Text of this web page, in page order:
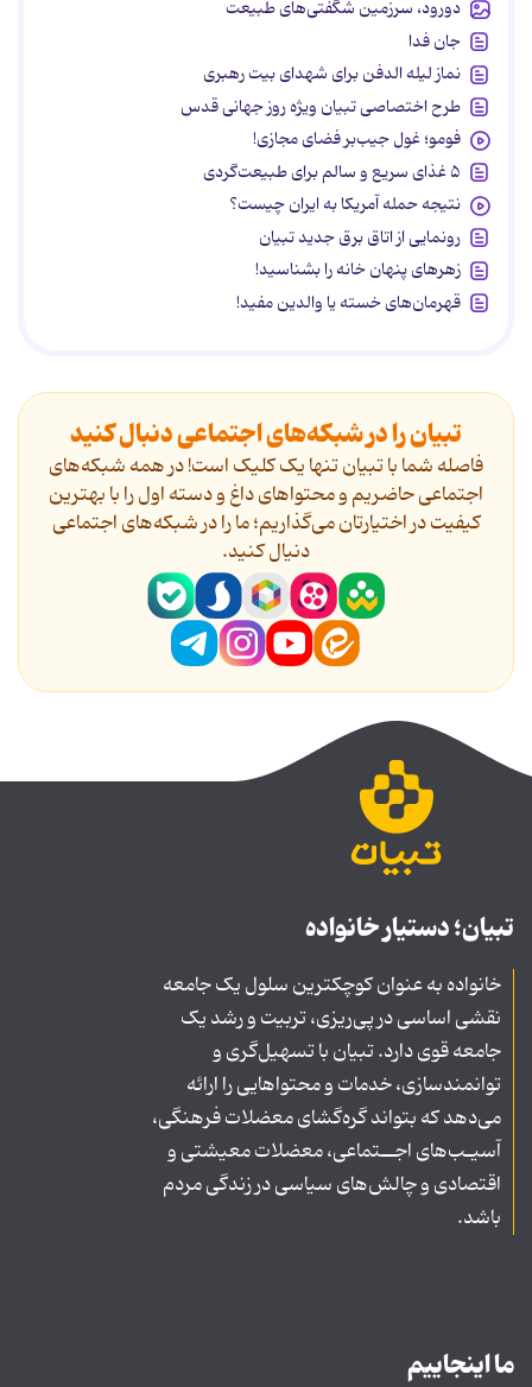
دورود، سرزمین شگفتی‌های طبیعت
جان فدا
نماز لیله الدفن برای شهدای بیت رهبری
طرح اختصاصی تبیان ویژه روز جهانی قدس
فومو؛ غول جیب‌بر فضای مجازی!
۵ غذای سریع و سالم برای طبیعت‌گردی
نتیجه حمله آمریکا به ایران چیست؟
رونمایی از اتاق برق جدید تبیان
زهرهای پنهان خانه را بشناسید!
قهرمان‌های خسته یا والدین مفید!
تبیان را در شبکه‌های اجتماعی دنبال کنید
فاصله شما با تبیان تنها یک کلیک است! در همه شبکه‌های
اجتماعی حاضریم و محتواهای داغ و دسته اول را با بهترین
کیفیت در اختیارتان می‌گذاریم؛ ما را در شبکه‌های اجتماعی
دنیال کنید.
تبیان؛ دستیار خانواده
خانواده به عنوان کوچکترین سلول یک جامعه
نقشی اساسی در پی‌ریزی، تربیت و رشد یک
جامعه قوی دارد. تبیان با تسهیل‌گری و
توانمندسازی، خدمات و محتواهایی را ارائه
می‌دهد که بتواند گره‌گشای معضلات فرهنگی،
آسیـب‌های اجــتماعی، معضلات معیشتی و
اقتصادی و چالش‌های سیاسی در زندگی مردم
باشد.
ما اینجاییم